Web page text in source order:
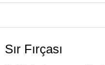
Sır Fırçası